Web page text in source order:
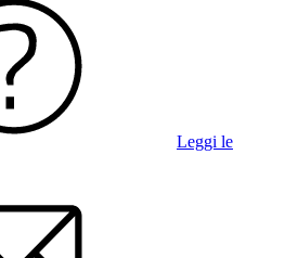
Leggi le